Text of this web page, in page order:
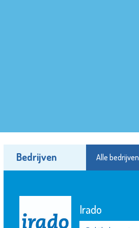
Bedrijven Alle bedrijven
Irado